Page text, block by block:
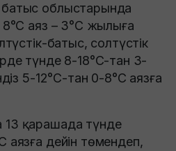
облыстарында
8°С аяз – 3°С жылыға
батыс, солтүстік
түнде 8-18°С-тан 3-
5-12°С-тан 0-8°С аязға
қарашада түнде
аязға дейін төмендеп,